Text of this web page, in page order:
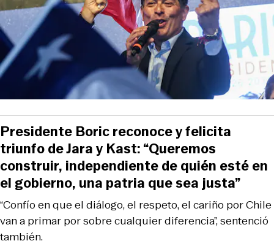
“Confío en que el diálogo, el respeto, el cariño por Chile
van a primar por sobre cualquier diferencia”, sentenció
también.
Presidente Boric reconoce y felicita
triunfo de Jara y Kast: “Queremos
construir, independiente de quién esté en
el gobierno, una patria que sea justa”